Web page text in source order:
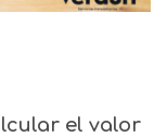
el valor